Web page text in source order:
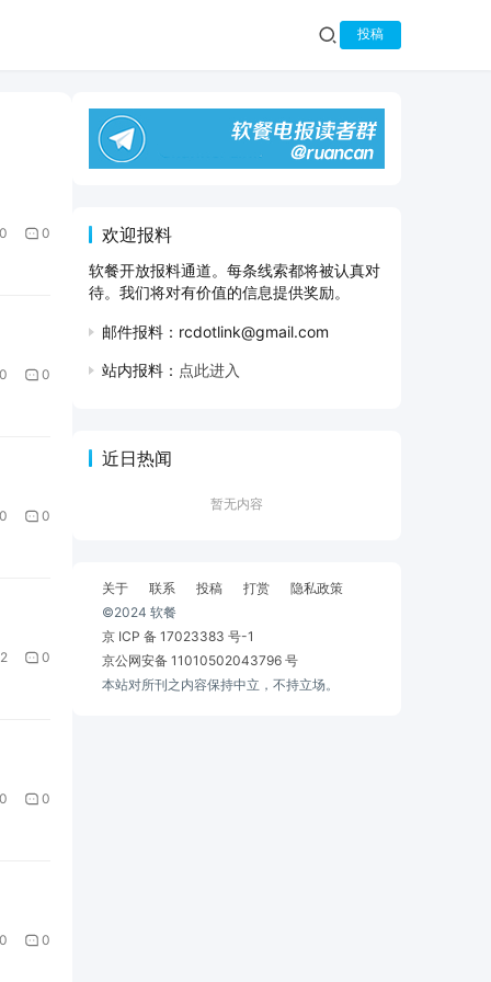
投稿
0 0
0 0
0 0
2 0
0 0
0 0
欢迎报料
软餐开放报料通道。每条线索都将被认真对
待。我们将对有价值的信息提供奖励。
邮件报料：rcdotlink@gmail.com
站内报料： 点此进入
近日热闻
暂无内容
关于 联系 投稿 打赏
隐私政策
©2024 软餐
京 ICP 备 17023383 号-1
京公网安备 11010502043796 号
本站对所刊之内容保持中立，不持立场。